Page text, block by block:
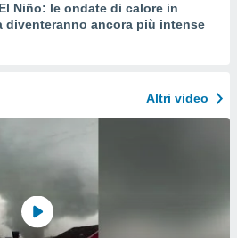
Niño: le ondate di calore in
diventeranno ancora più intense
Altri video